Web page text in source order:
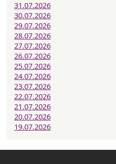
31.07.2026
30.07.2026
29.07.2026
28.07.2026
27.07.2026
26.07.2026
25.07.2026
24.07.2026
23.07.2026
22.07.2026
21.07.2026
20.07.2026
19.07.2026